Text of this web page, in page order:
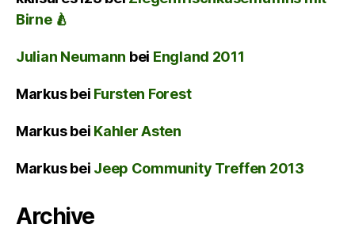
Birne 🍐
Julian Neumann bei England 2011
Markusbei Fursten Forest
Markusbei Kahler Asten
Markusbei Jeep Community Treffen 2013
Archive